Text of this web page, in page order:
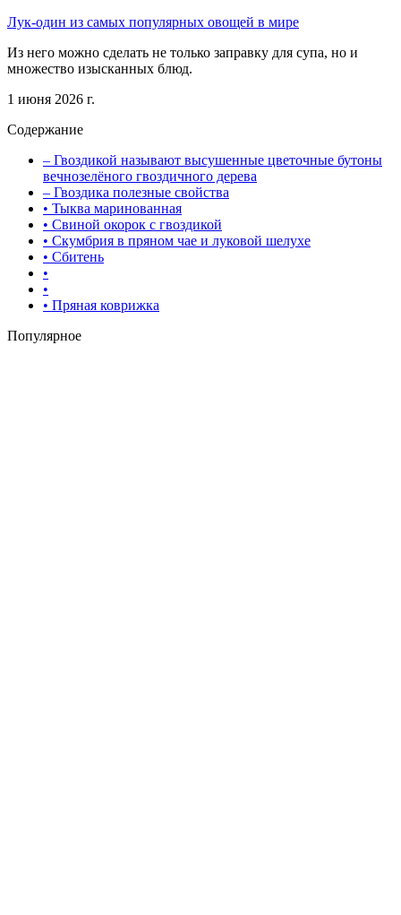
Лук-один из самых популярных овощей в мире
Из него можно сделать не только заправку для супа, но и
множество изысканных блюд.
1 июня 2026 г.
Содержание
– Гвоздикой называют высушенные цветочные бутоны
вечнозелёного гвоздичного дерева
– Гвоздика полезные свойства
• Тыква маринованная
• Свиной окорок с гвоздикой
• Скумбрия в пряном чае и луковой шелухе
• Сбитень
•
•
• Пряная коврижка
Популярное